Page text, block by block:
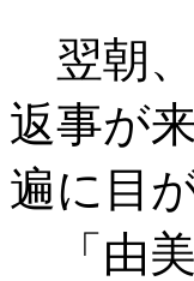
翌朝、
返事が
遍に目
「由美